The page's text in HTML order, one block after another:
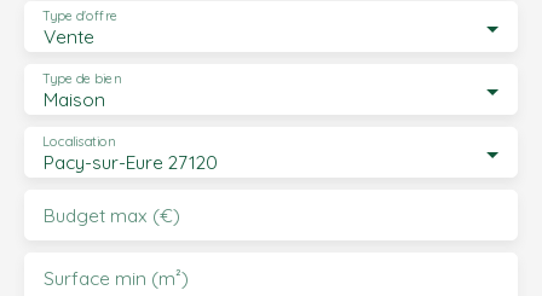
Vente
Type d'offre
Maison
Type de bien
Pacy-sur-Eure 27120
Localisation
Budget max (€)
Surface min (m²)